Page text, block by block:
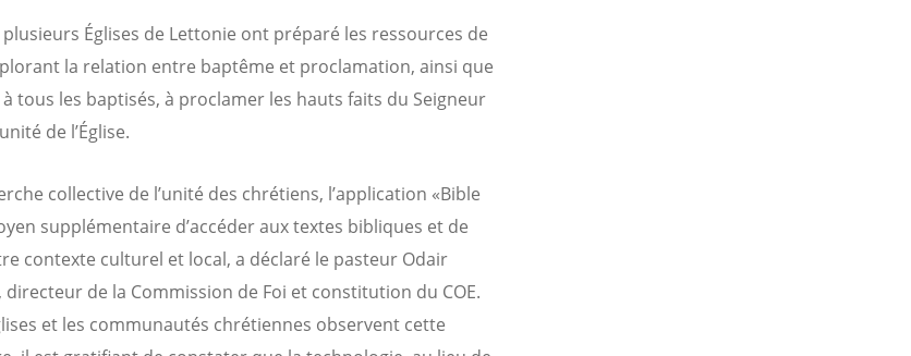
Églises de Lettonie ont préparé les ressources de
la relation entre baptême et proclamation, ainsi que
à tous les baptisés, à proclamer les hauts faits du Seigneur
de l’Église.
collective de l’unité des chrétiens, l’application «Bible
supplémentaire d’accéder aux textes bibliques et de
contexte culturel et local, a déclaré le pasteur Odair
directeur de la Commission de Foi et constitution du COE.
et les communautés chrétiennes observent cette